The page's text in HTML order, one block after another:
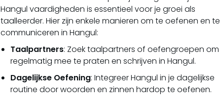
Hangul vaardigheden is essentieel voor je groei als
taalleerder. Hier zijn enkele manieren om te oefenen en te
communiceren in Hangul:
Taalpartners: Zoek taalpartners of oefengroepen om
regelmatig mee te praten en schrijven in Hangul.
Dagelijkse Oefening: Integreer Hangul in je dagelijkse
routine door woorden en zinnen hardop te oefenen.